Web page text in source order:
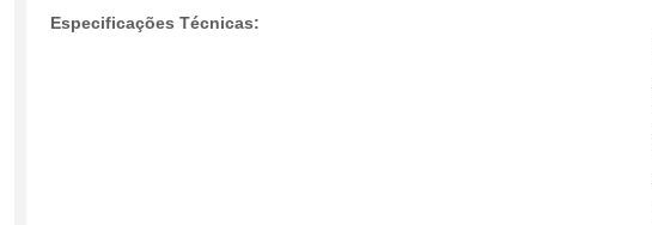
Especificações Técnicas: